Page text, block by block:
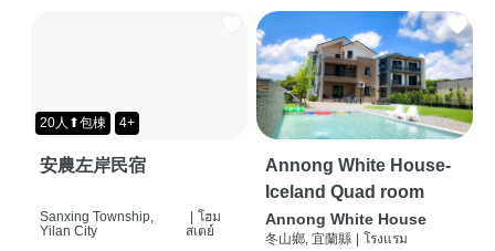
20人⬆包棟 4+
安農左岸民宿
Sanxing Township,
Yilan City
| โฮม
สเตย์
Annong White House-
Iceland Quad room
Annong White House
冬山鄉, 宜蘭縣 | โรงแรม